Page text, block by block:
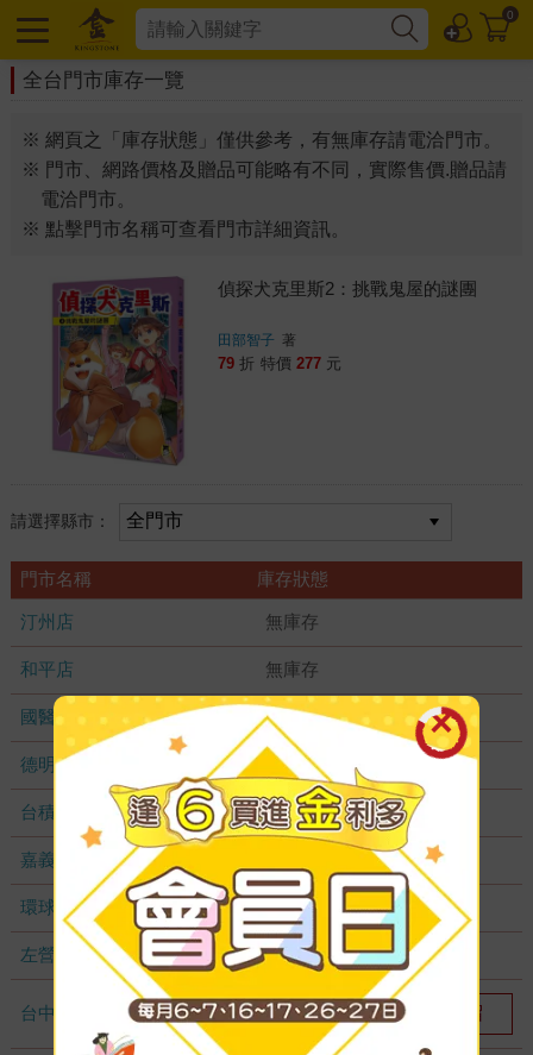
0
全台門市庫存一覽
※ 網頁之「庫存狀態」僅供參考，有無庫存請電洽門市。
※ 門市、網路價格及贈品可能略有不同，實際售價.贈品請
電洽門市。
※ 點擊門市名稱可查看門市詳細資訊。
偵探犬克里斯2：挑戰鬼屋的謎團
田部智子 著
79 折 特價 277 元
請選擇縣市：
門市名稱 庫存狀態
汀州店 無庫存
和平店 無庫存
國醫加盟店 無庫存
德明加盟店 無庫存
台積店 無庫存
嘉義耐斯店
環球店 無庫存
左營店 無庫存
台中秀泰店 1 我要預留